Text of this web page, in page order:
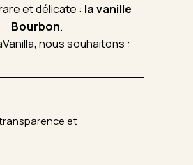
et délicate : la vanille
Bourbon.
nous souhaitons :
et